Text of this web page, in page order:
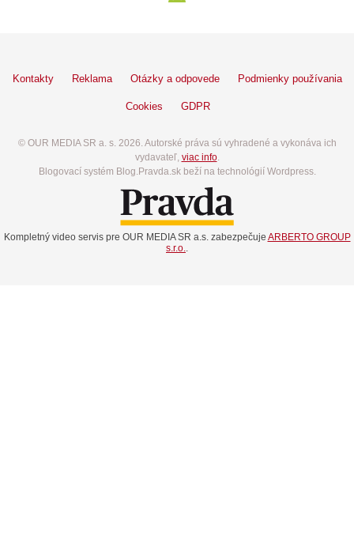
Kontakty Reklama Otázky a odpovede Podmienky používania
Cookies GDPR
© OUR MEDIA SR a. s. 2026. Autorské práva sú vyhradené a vykonáva ich
vydavateľ, viac info.
Blogovací systém Blog.Pravda.sk beží na technológií Wordpress.
Kompletný video servis pre OUR MEDIA SR a.s. zabezpečuje ARBERTO GROUP
s.r.o..